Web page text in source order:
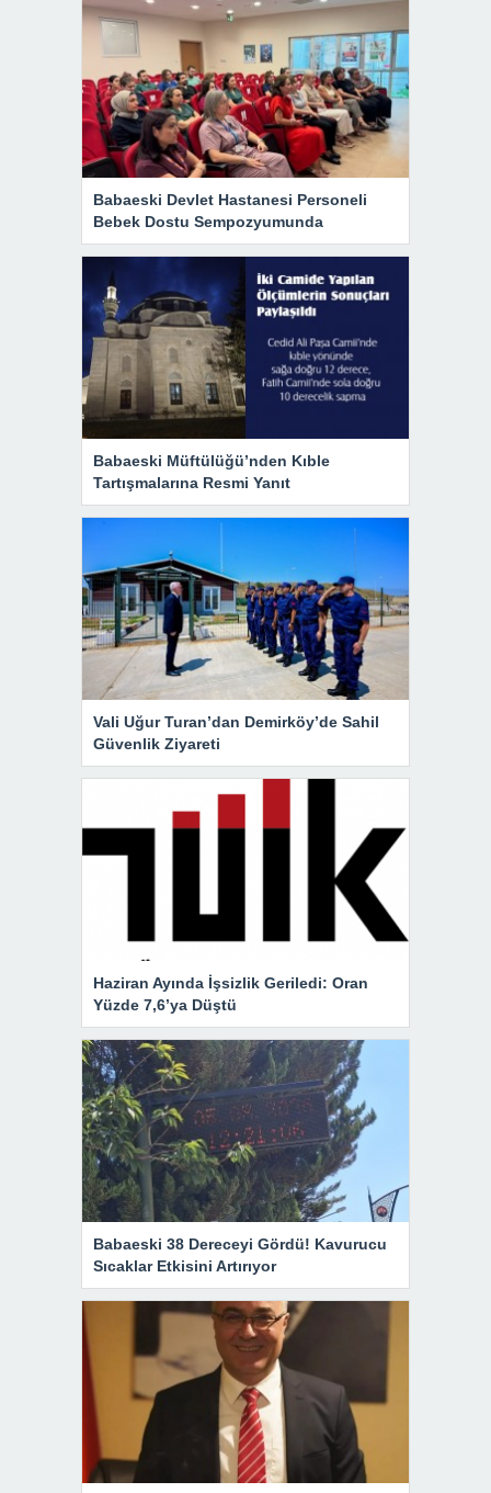
Babaeski Devlet Hastanesi Personeli
Bebek Dostu Sempozyumunda
Babaeski Müftülüğü’nden Kıble
Tartışmalarına Resmi Yanıt
Vali Uğur Turan’dan Demirköy’de Sahil
Güvenlik Ziyareti
Haziran Ayında İşsizlik Geriledi: Oran
Yüzde 7,6’ya Düştü
Babaeski 38 Dereceyi Gördü! Kavurucu
Sıcaklar Etkisini Artırıyor